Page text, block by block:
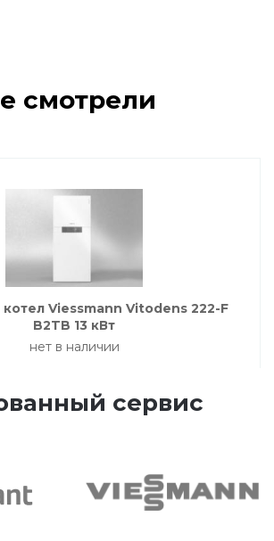
котлы
котлы
смотрели
Viessmann Vitodens 222-F
B2TB 13 кВт
нет в наличии
сервис